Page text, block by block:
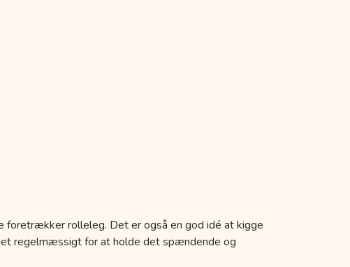
foretrækker rolleleg. Det er også en god idé at kigge
regelmæssigt for at holde det spændende og